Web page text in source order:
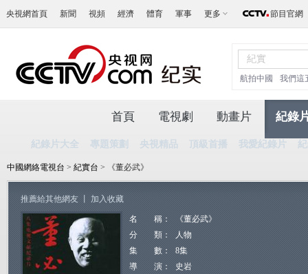
央視網首頁 新聞 視頻 經濟 體育 軍事 更多 節目官網
航拍中國 我們這
首頁 電視劇 動畫片 紀錄
紀錄片大全 專題策劃 央視精品 頂級首播 我愛紀錄片
中國網絡電視台 > 紀實台 > 《董必武》
推薦給其他網友 加入收藏
名 稱：
《董必武》
分 類：
人物
集 數：
8集
導 演：
史岩